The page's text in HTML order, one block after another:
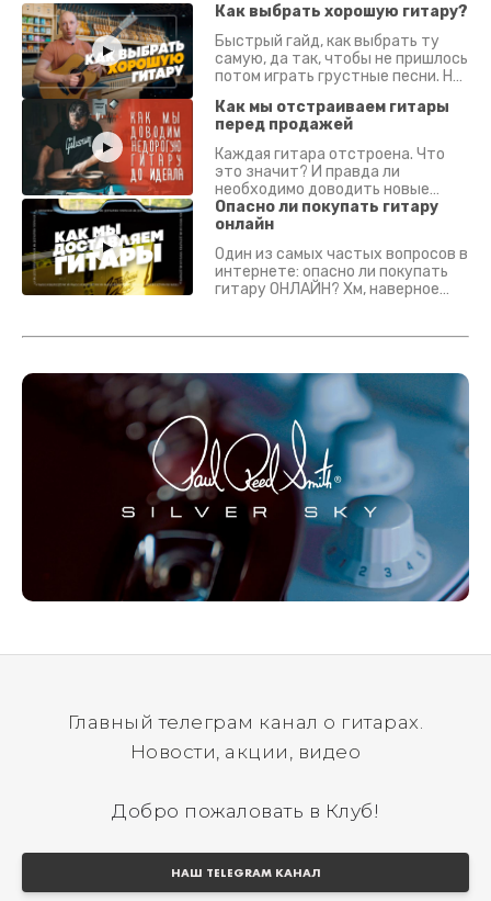
Как выбрать хорошую гитару?
Быстрый гайд, как выбрать ту
самую, да так, чтобы не пришлось
потом играть грустные песни. На
Как мы отстраиваем гитары
перед продажей
Каждая гитара отстроена. Что
это значит? И правда ли
необходимо доводить новые
гитары? Если кратко - да.
Подробно - в видео :)
Опасно ли покупать гитару
онлайн
Один из самых частых вопросов в
интернете: опасно ли покупать
гитару ОНЛАЙН? Хм, наверное
застрахован. Случись что -
Главный телеграм канал о гитарах.
Новости, акции, видео
Добро пожаловать в Клуб!
НАШ TELEGRAM КАНАЛ